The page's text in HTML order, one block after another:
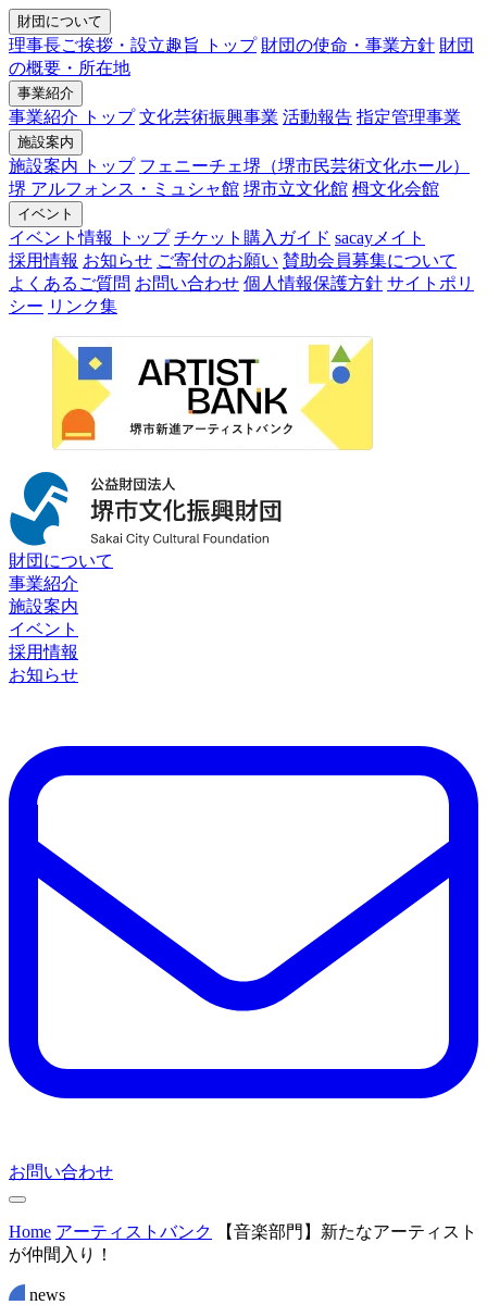
財団について
理事長ご挨拶・設立趣旨 トップ 財団の使命・事業方針 財団
の概要・所在地
事業紹介
事業紹介 トップ 文化芸術振興事業 活動報告 指定管理事業
施設案内
施設案内 トップ フェニーチェ堺（堺市民芸術文化ホール）
堺 アルフォンス・ミュシャ館 堺市立文化館 栂文化会館
イベント
イベント情報 トップ チケット購入ガイド sacayメイト
採用情報 お知らせ ご寄付のお願い 賛助会員募集について
よくあるご質問 お問い合わせ 個人情報保護方針 サイトポリ
シー リンク集
財団について
事業紹介
施設案内
イベント
採用情報
お知らせ
お問い合わせ
Home アーティストバンク
【音楽部門】新たなアーティスト
が仲間入り！
news